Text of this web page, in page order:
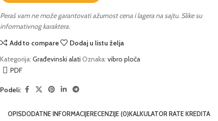
Peraš vam ne može garantovati ažurnost cena i lagera na sajtu. Slike su
informativnog karaktera.
Add to compare
Dodaj u listu želja
Kategorija: Građevinski alati Oznaka: vibro ploča
PDF
Podeli:
OPISDODATNE INFORMACIJERECENZIJE (0)KALKULATOR RATE KREDITA